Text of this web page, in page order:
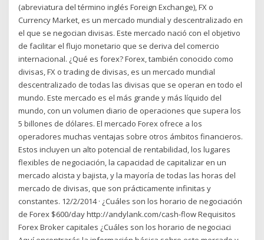
(abreviatura del término inglés Foreign Exchange), FX o
Currency Market, es un mercado mundial y descentralizado en
el que se negocian divisas. Este mercado nació con el objetivo
de facilitar el flujo monetario que se deriva del comercio
internacional. ¿Qué es forex? Forex, también conocido como
divisas, FX o trading de divisas, es un mercado mundial
descentralizado de todas las divisas que se operan en todo el
mundo. Este mercado es el más grande y más líquido del
mundo, con un volumen diario de operaciones que supera los
5 billones de dólares. El mercado Forex ofrece a los
operadores muchas ventajas sobre otros ámbitos financieros.
Estos incluyen un alto potencial de rentabilidad, los lugares
flexibles de negociación, la capacidad de capitalizar en un
mercado alcista y bajista, y la mayoría de todas las horas del
mercado de divisas, que son prácticamente infinitas y
constantes. 12/2/2014 · ¿Cuáles son los horario de negociación
de Forex $600/day http://andylank.com/cash-flow Requisitos
Forex Broker capitales ¿Cuáles son los horario de negociaci